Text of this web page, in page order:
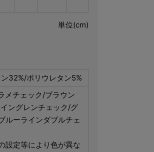
単位(cm)
32%/ポリウレタン5%
チェック/ブラウン
ングレンチェック/グ
ルーラインダブルチェ
設定等により色が異な